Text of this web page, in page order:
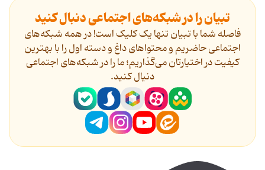
تبیان را در شبکه‌های اجتماعی دنبال کنید
فاصله شما با تبیان تنها یک کلیک است! در همه شبکه‌های
اجتماعی حاضریم و محتواهای داغ و دسته اول را با بهترین
کیفیت در اختیارتان می‌گذاریم؛ ما را در شبکه‌های اجتماعی
دنیال کنید.